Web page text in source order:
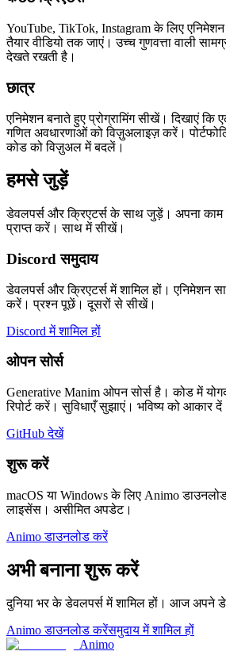
YouTube, TikTok, Instagram के लिए एनिमेशन
तैयार वीडियो तक जाएं। उच्च गुणवत्ता वाली
देखते रखती है।
छात्र
एनिमेशन बनाते हुए प्रोग्रामिंग सीखें। दिखाएं कि
गणित अवधारणाओं को विज़ुअलाइज़ करें।
कोड को विज़ुअल में बदलें।
हमसे जुड़ें
डेवलपर्स और क्रिएटर्स के साथ जुड़ें। अपना काम
प्राप्त करें। साथ में सीखें।
Discord समुदाय
डेवलपर्स और क्रिएटर्स में शामिल हों। एनिमेशन
करें। प्रश्न पूछें। दूसरों से सीखें।
Discord में शामिल हों
ओपन सोर्स
Generative Manim ओपन सोर्स है। कोड में
रिपोर्ट करें। सुविधाएँ सुझाएं। भविष्य को आकार
GitHub देखें
शुरू करें
macOS या Windows के लिए Animo
लाइसेंस। असीमित अपडेट।
Animo डाउनलोड करें
अभी बनाना शुरू करें
दुनिया भर के डेवलपर्स में शामिल हों। आज अपने
Animo डाउनलोड करेंसमुदाय में शामिल हों
Animo